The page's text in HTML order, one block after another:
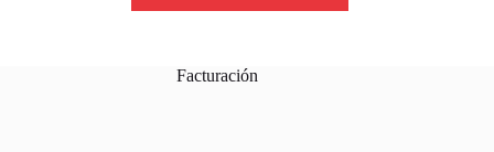
tiene
Las
Facturación